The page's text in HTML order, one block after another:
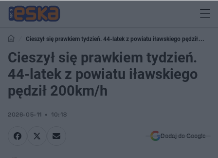
Cieszył się prawkiem tydzień. 44-latek z powiatu iławskiego pędził
200km/h
Cieszył się prawkiem tydzień.
44-latek z powiatu iławskiego
pędził 200km/h
2026-05-11 10:18
Dodaj do Google